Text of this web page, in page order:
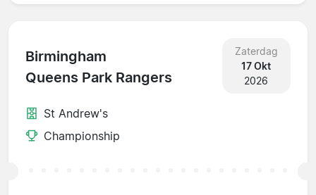
Birmingham
Queens Park Rangers
Zaterdag
17 Okt
2026
St Andrew's
Championship